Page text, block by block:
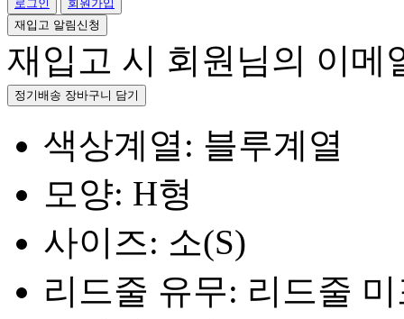
로그인
회원가입
재입고 알림신청
재입고 시 회원님의 이메
정기배송 장바구니 담기
색상계열: 블루계열
모양: H형
사이즈: 소(S)
리드줄 유무: 리드줄